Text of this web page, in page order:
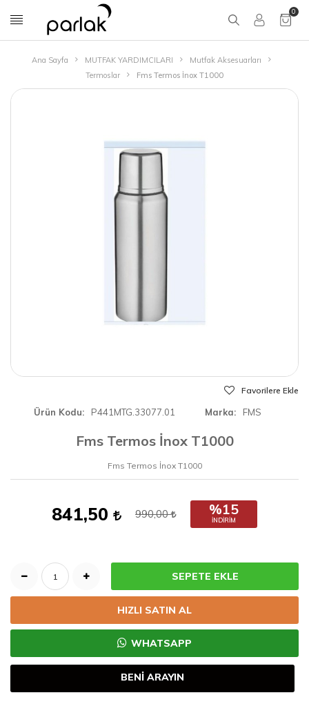
0
Ana Sayfa MUTFAK YARDIMCILARI
Mutfak Aksesuarları
Termoslar
Fms Termos İnox T1000
Favorilere Ekle
Ürün Kodu P441MTG.33077.01 Marka FMS
Fms Termos İnox T1000
Fms Termos İnox T1000
841,50 990,00 %15
İNDIRIM
SEPETE EKLE
HIZLI SATIN AL
WHATSAPP
BENİ ARAYIN